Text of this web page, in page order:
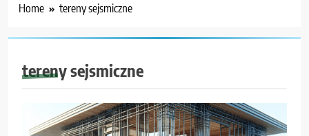
Home tereny sejsmiczne
tereny sejsmiczne